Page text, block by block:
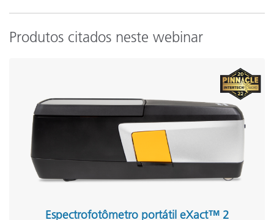
Produtos citados neste webinar
Espectrofotômetro portátil eXact™ 2